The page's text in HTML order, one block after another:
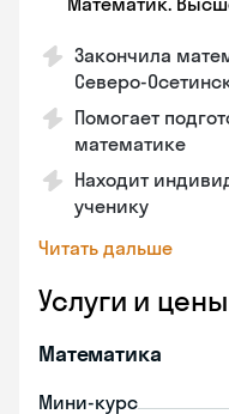
Закончила
Северо-
Помогает
математике
Находит
ученику
Читать дальше
Услуги и цены
Математика
Мини-курс